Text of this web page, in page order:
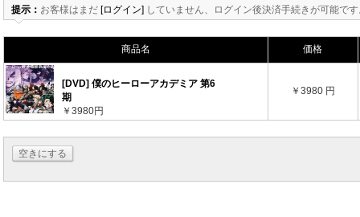
提示： お客様はまだ [ログイン] していません、ログイン後決済手続きが可能で
商品名 価格
[DVD] 僕のヒーローアカデミア 第6
期
￥3980円
￥3980 円
空きにする